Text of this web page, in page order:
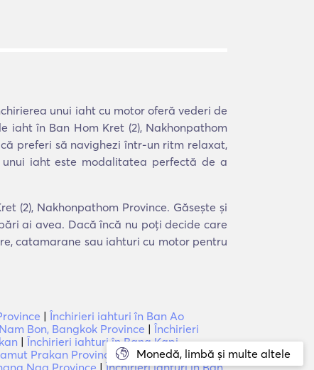
Monedă, limbă și multe altele
unui iaht cu motor oferă vederi de
în Ban Hom Kret (2), Nakhonpathom
preferi să navighezi într-un ritm relaxat,
iaht este modalitatea perfectă de a
(2), Nakhonpathom Province. Găsește și
ai avea. Dacă încă nu poți decide care
catamarane sau iahturi cu motor pentru
| Închirieri iahturi în Ban Ao
Bon, Bangkok Province | Închirieri
| Închirieri iahturi în Bang Kapi,
Prakan Province |Închirieri iahturi în
Nga Province | Închirieri iahturi în Ban